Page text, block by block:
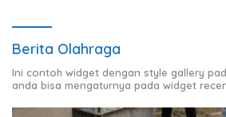
Berita Olahraga
Ini contoh widget dengan style gallery
anda bisa mengaturnya pada widget